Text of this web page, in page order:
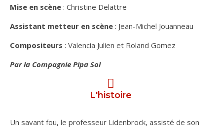
Mise en scène : Christine Delattre
Assistant metteur en scène : Jean-Michel Jouanneau
Compositeurs : Valencia Julien et Roland Gomez
Par la Compagnie Pipa Sol
L'histoire
Un savant fou, le professeur Lidenbrock, assisté de son